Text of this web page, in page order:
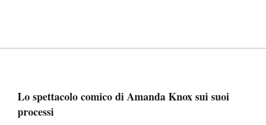
Lo spettacolo comico di Amanda Knox sui suoi
processi